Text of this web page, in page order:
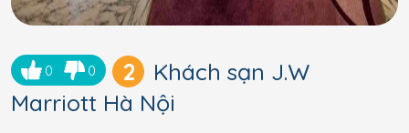
0 0 2
Khách sạn J.W
Marriott Hà Nội